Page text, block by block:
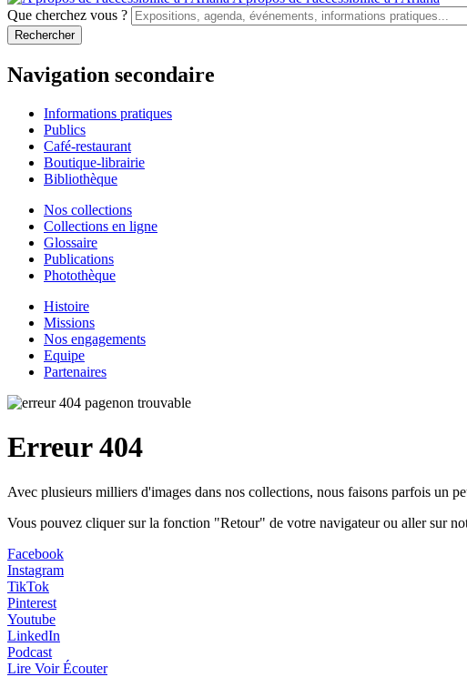
Que cherchez vous ?
Navigation secondaire
Informations pratiques
Publics
Café-restaurant
Boutique-librairie
Bibliothèque
Nos collections
Collections en ligne
Glossaire
Publications
Photothèque
Histoire
Missions
Nos engagements
Equipe
Partenaires
Erreur 404
Avec plusieurs milliers d'images dans nos collections, nous faisons parfois un
Vous pouvez cliquer sur la fonction "Retour" de votre navigateur ou aller sur
Facebook
Instagram
TikTok
Pinterest
Youtube
LinkedIn
Podcast
Lire Voir Écouter